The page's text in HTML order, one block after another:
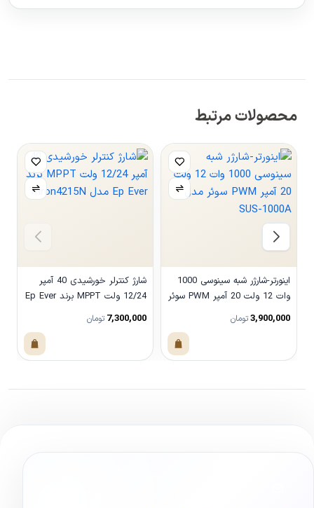
محصولات مرتبط
اینورتر-شارژر شبه سینوسی 1000
وات 12 ولت 20 آمپر PWM سوئر
مدل SUS-1000A
3,900,000تومان
شارژ کنترلر خورشیدی 40 آمپر
12/24 ولت MPPT برند Ep Ever
مدل Triron4215N
7,300,000 تومان